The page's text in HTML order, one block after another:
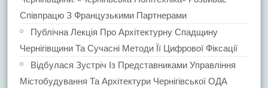
Співпрацю З Французькими Партнерами
Публічна Лекція Про Архітектурну Спадщину
Чернігівщини Та Сучасні Методи Її Цифрової Фіксації
Відбулася Зустріч Із Представниками Управління
Містобудування Та Архітектури Чернігівської ОДА